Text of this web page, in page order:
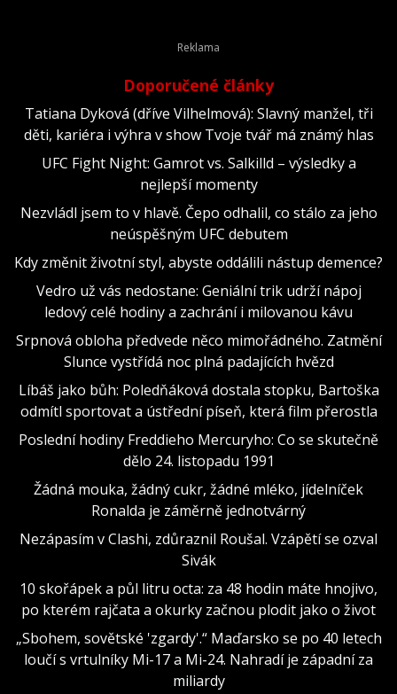
Doporučené články
Tatiana Dyková (dříve Vilhelmová): Slavný manžel, tři
děti, kariéra i výhra v show Tvoje tvář má známý hlas
UFC Fight Night: Gamrot vs. Salkilld – výsledky a
nejlepší momenty
Nezvládl jsem to v hlavě. Čepo odhalil, co stálo za jeho
neúspěšným UFC debutem
Kdy změnit životní styl, abyste oddálili nástup demence?
Vedro už vás nedostane: Geniální trik udrží nápoj
ledový celé hodiny a zachrání i milovanou kávu
Srpnová obloha předvede něco mimořádného. Zatmění
Slunce vystřídá noc plná padajících hvězd
Líbáš jako bůh: Poledňáková dostala stopku, Bartoška
odmítl sportovat a ústřední píseň, která film přerostla
Poslední hodiny Freddieho Mercuryho: Co se skutečně
dělo 24. listopadu 1991
Žádná mouka, žádný cukr, žádné mléko, jídelníček
Ronalda je záměrně jednotvárný
Nezápasím v Clashi, zdůraznil Roušal. Vzápětí se ozval
Sivák
10 skořápek a půl litru octa: za 48 hodin máte hnojivo,
po kterém rajčata a okurky začnou plodit jako o život
„Sbohem, sovětské 'zgardy'.“ Maďarsko se po 40 letech
loučí s vrtulníky Mi-17 a Mi-24. Nahradí je západní za
miliardy